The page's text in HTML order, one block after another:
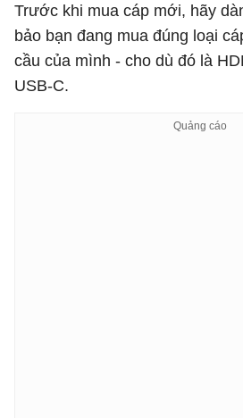
Trước khi mua cáp mới, hãy
bảo bạn đang mua đúng loại
cầu của mình - cho dù đó là
USB-C.